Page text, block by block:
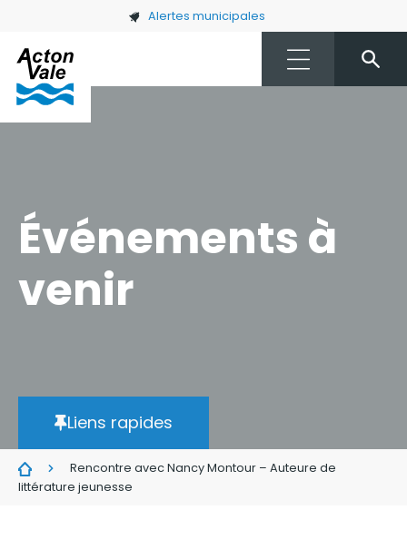
Skip to main content Alertes municipales
Événements à
venir
Liens rapides
Rencontre avec Nancy Montour – Auteure de
littérature jeunesse